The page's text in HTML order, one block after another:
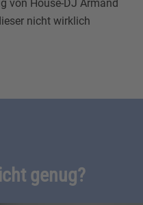
von House-DJ Armand
nicht wirklich
genug?